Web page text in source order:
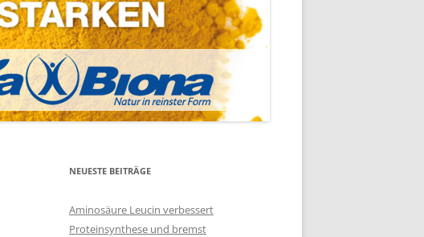
NEUESTE BEITRÄGE
Aminosäure Leucin verbessert
Proteinsynthese und bremst